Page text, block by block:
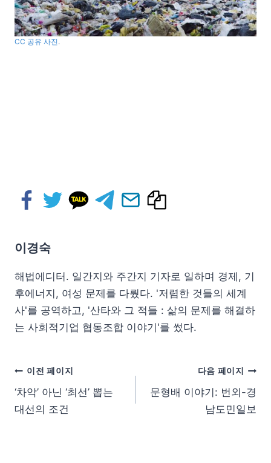
CC 공유 사진.
이경숙
해법에디터. 일간지와 주간지 기자로 일하며 경제, 기
후에너지, 여성 문제를 다뤘다. '저렴한 것들의 세계
사'를 공역하고, '산타와 그 적들 : 삶의 문제를 해결하
는 사회적기업 협동조합 이야기'를 썼다.
이전 페이지
‘차악’ 아닌 ‘최선’ 뽑는
대선의 조건
다음 페이지
문형배 이야기: 번외-경
남도민일보